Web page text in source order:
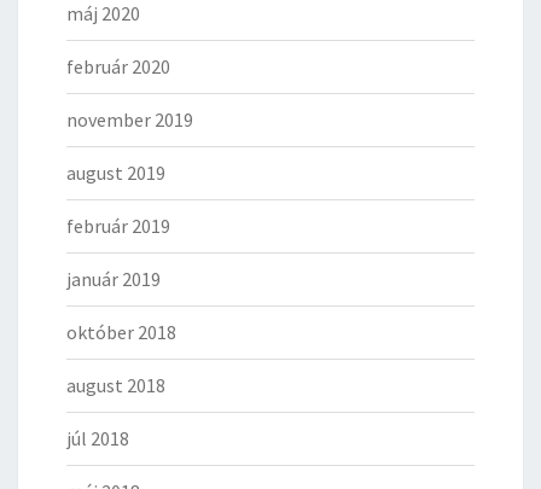
máj 2020
február 2020
november 2019
august 2019
február 2019
január 2019
október 2018
august 2018
júl 2018